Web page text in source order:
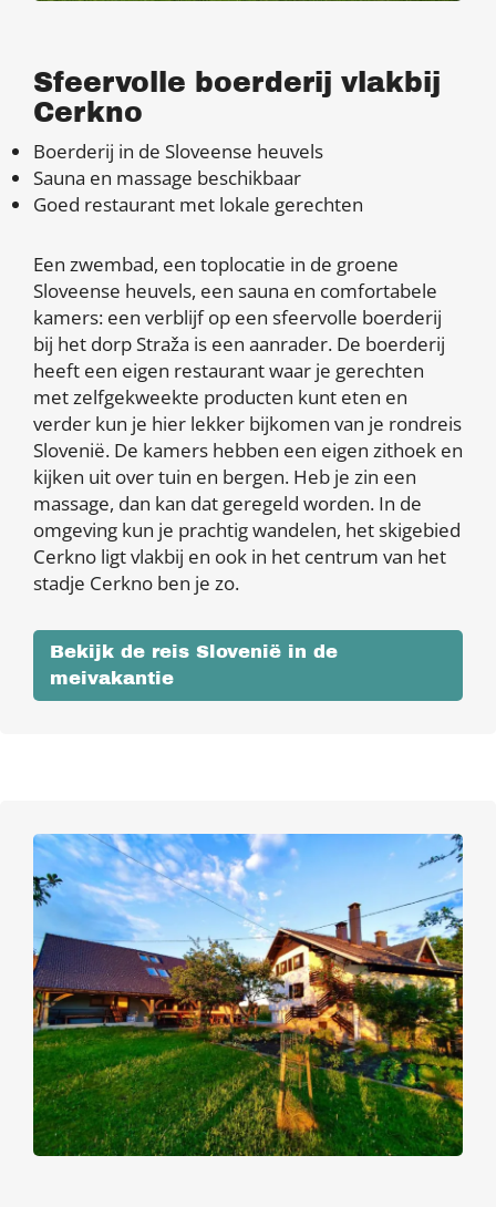
Sfeervolle boerderij vlakbij
Cerkno
Boerderij in de Sloveense heuvels
Sauna en massage beschikbaar
Goed restaurant met lokale gerechten
Een zwembad, een toplocatie in de groene
Sloveense heuvels, een sauna en comfortabele
kamers: een verblijf op een sfeervolle boerderij
bij het dorp Straža is een aanrader. De boerderij
heeft een eigen restaurant waar je gerechten
met zelfgekweekte producten kunt eten en
verder kun je hier lekker bijkomen van je rondreis
Slovenië. De kamers hebben een eigen zithoek en
kijken uit over tuin en bergen. Heb je zin een
massage, dan kan dat geregeld worden. In de
omgeving kun je prachtig wandelen, het skigebied
Cerkno ligt vlakbij en ook in het centrum van het
stadje Cerkno ben je zo.
Bekijk de reis Slovenië in de
meivakantie